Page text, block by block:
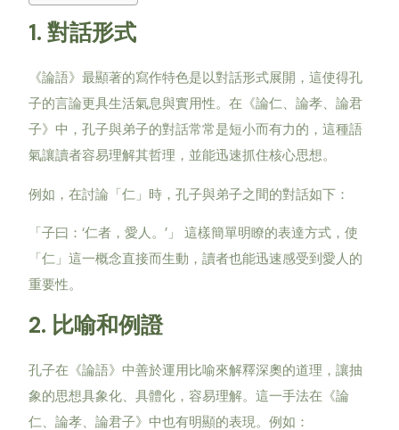
1.對話形式
《論語》最顯著的寫作特色是以對話形式展開，這使得孔
子的言論更具生活氣息與實用性。在《論仁、論孝、論君
子》中，孔子與弟子的對話常常是短小而有力的，這種語
氣讓讀者容易理解其哲理，並能迅速抓住核心思想。
例如，在討論「仁」時，孔子與弟子之間的對話如下：
「子曰：‘仁者，愛人。’ 」
這樣簡單明瞭的表達方式，使
「仁」這一概念直接而生動，讀者也能迅速感受到愛人的
重要性。
2. 比喻和例證
孔子在《論語》中善於運用比喻來解釋深奧的道理，讓抽
象的思想具象化、具體化，容易理解。這一手法在《論
仁、論孝、論君子》中也有明顯的表現。例如：